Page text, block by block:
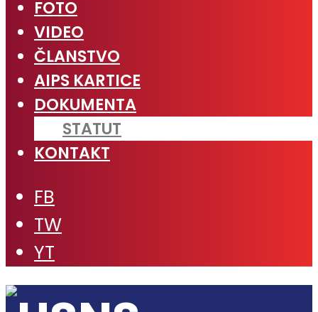
FOTO
VIDEO
ČLANSTVO
AIPS KARTICE
DOKUMENTA
STATUT
KONTAKT
FB
TW
YT